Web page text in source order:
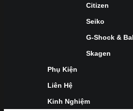
Citizen
Seiko
G-Shock &
Skagen
Phụ Kiện
Liên Hệ
Kinh Nghiệm